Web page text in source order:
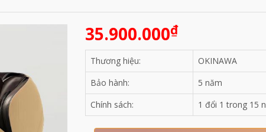
35.900.000₫
Thương hiệu:
OKINAWA
Bảo hành:
5 năm
Chính sách:
1 đổi 1 trong 15